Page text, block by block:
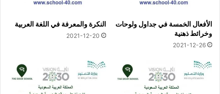
الأفعال الخمسة في جداول ولوحات
وخرائط ذهنية
2021-12-26
النكرة والمعرفة في اللغة العربية
2021-12-20